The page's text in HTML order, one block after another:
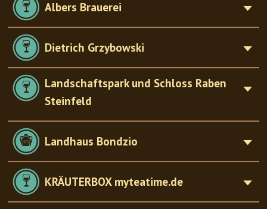
Albers Brauerei
Dietrich Grzybowski
Landschaftspark und Schloss Raben
Steinfeld
Landhaus Bondzio
KRÄUTERBOX myteatime.de